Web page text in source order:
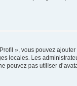
», vous pouvez
locales. Les
pouvez pas utiliser